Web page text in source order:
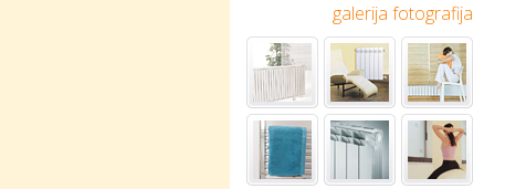
galerija fotografija